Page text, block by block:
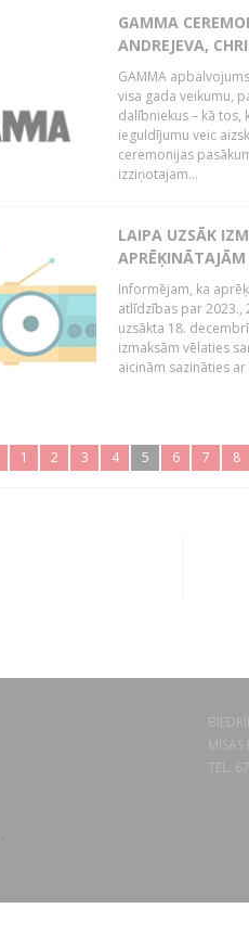
GAMMA
ANDREJEVA,
GAMMA
visa gada veikumu,
dalībniekus – kā tos,
ieguldījumu veic
ceremonijas
izziņotajam...
LAIPA UZSĀK
Informējam, ka
atlīdzības par 2023.,
uzsākta 18.
izmaksām vēlaties
aicinām sazināties
1 2 3 4 5 6 7 8
TEL.